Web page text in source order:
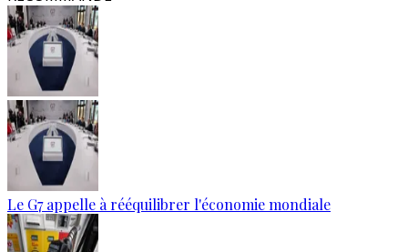
Le G7 appelle à rééquilibrer l'économie mondiale